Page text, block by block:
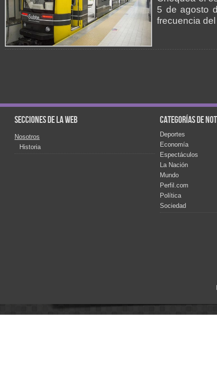
5 de agosto
frecuencia
Secciones de la web
Nosotros
Historia
Categorías de
Deportes
Economía
Espectáculos
La Nación
Mundo
Perfil.com
Política
Sociedad